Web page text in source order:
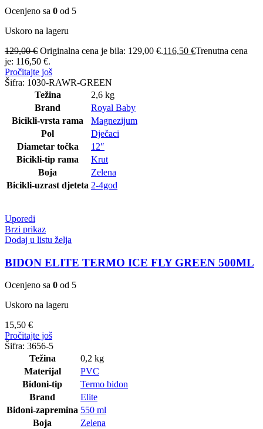
Ocenjeno sa 0 od 5
Uskoro na lageru
129,00€ Originalna cena je bila: 129,00 €.116,50 €Trenutna cena
je: 116,50 €.
Pročitajte još
Šifra: 1030-RAWR-GREEN
Težina
2,6 kg
Brand
Royal Baby
Bicikli-vrsta rama
Magnezijum
Pol
Dječaci
Diametar točka
12″
Bicikli-tip rama
Krut
Boja
Zelena
Bicikli-uzrast djeteta 2-4god
Uporedi
Brzi prikaz
Dodaj u listu želja
BIDON ELITE TERMO ICE FLY GREEN 500ML
Ocenjeno sa 0 od 5
Uskoro na lageru
15,50 €
Pročitajte još
Šifra: 3656-5
Težina
0,2 kg
Materijal
PVC
Bidoni-tip
Termo bidon
Brand
Elite
Bidoni-zapremina 550 ml
Boja
Zelena